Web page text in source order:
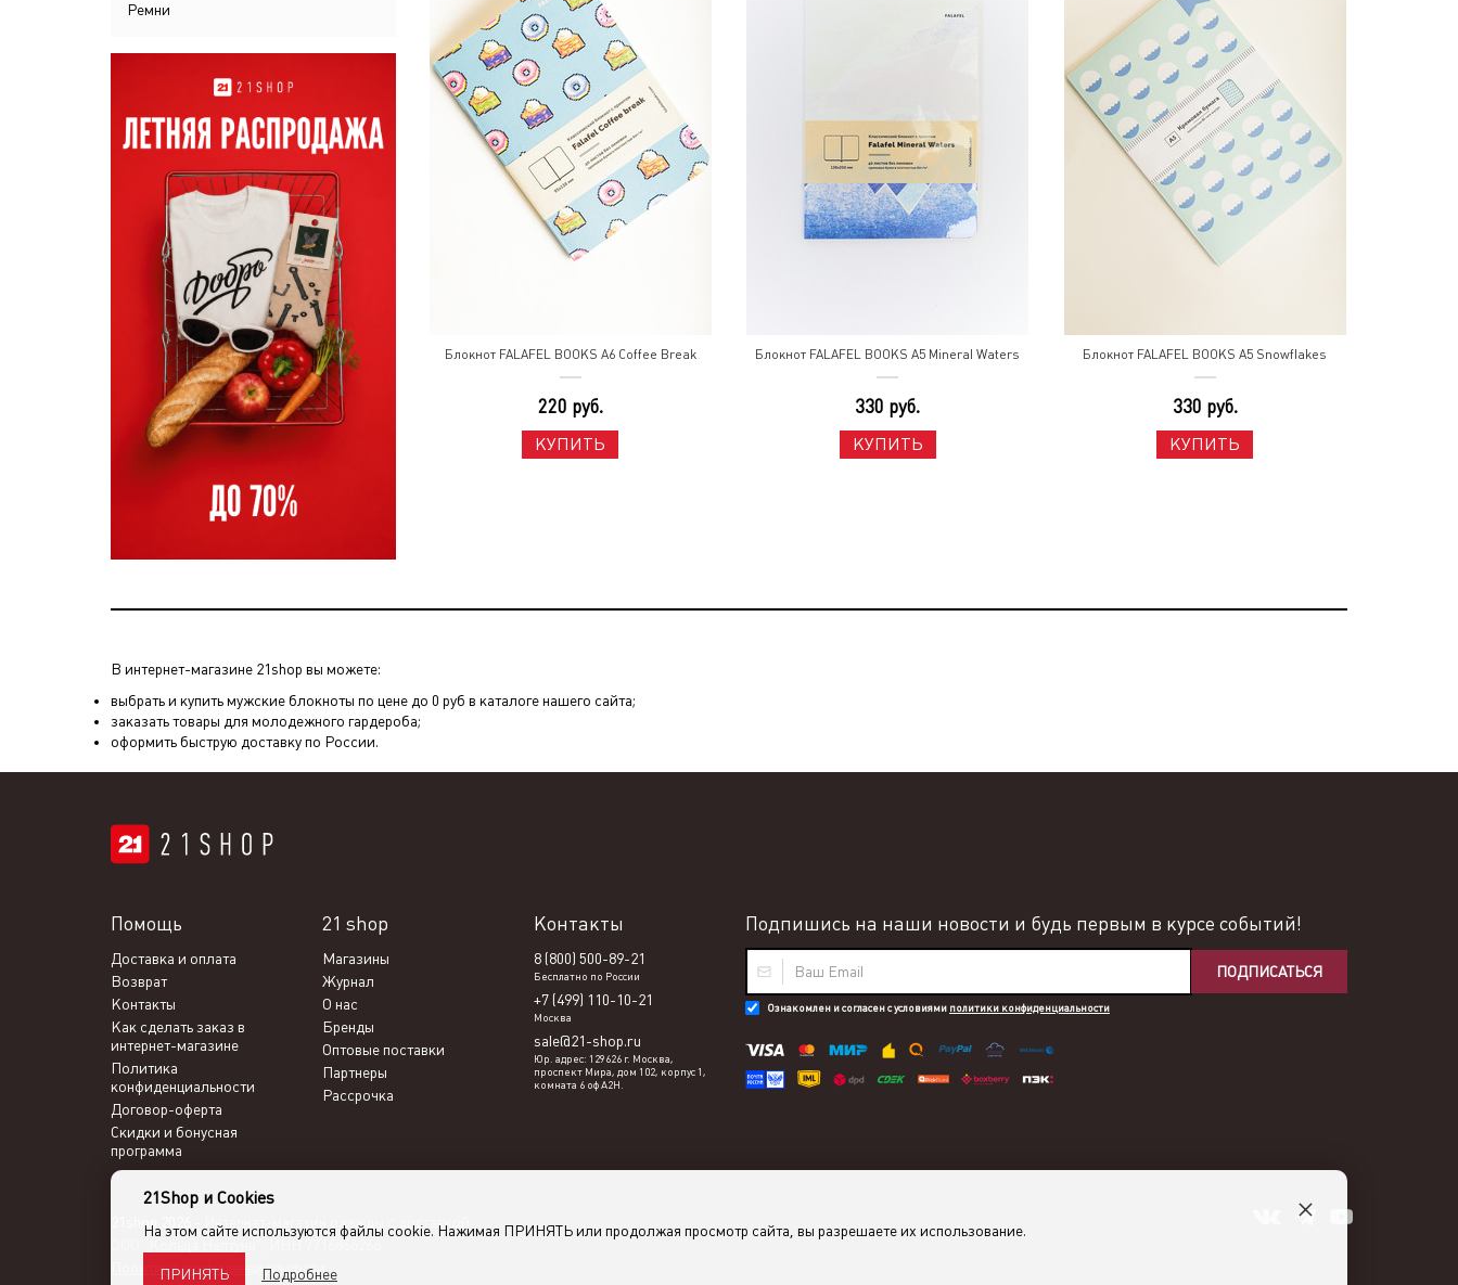
Ремни
Блокнот FALAFEL BOOKS A6 Coffee Break
220 руб.
КУПИТЬ
Блокнот FALAFEL BOOKS A5 Mineral Waters
330 руб.
КУПИТЬ
Блокнот FALAFEL BOOKS A5 Snowflakes
330 руб.
КУПИТЬ
В интернет-магазине 21shop вы можете:
выбрать и купить мужские блокноты по цене до 0 руб в каталоге нашего сайта;
заказать товары для молодежного гардероба;
оформить быструю доставку по России.
Подпишись на наши новости и будь первым в курсе событий!
ПОДПИСАТЬСЯ
Ознакомлен и согласен с условиями политики конфиденциальности
21 shop
Магазины
Журнал
О нас
Бренды
Оптовые поставки
Партнеры
Рассрочка
Помощь
Доставка и оплата
Возврат
Контакты
Как сделать заказ в
интернет-магазине
Политика
конфиденциальности
Договор-оферта
Скидки и бонусная
программа
Контакты
8 (800) 500-89-21
Бесплатно по России
+7 (499) 110-10-21
Москва
sale@21-shop.ru
Юр. адрес: 129626 г. Москва,
проспект Мира, дом 102, корпус 1,
комната 6 оф А2Н.
21shop 2026 -
Интернет-магазин одежды с доставкой
ООО "Кольца Нептуна", ИНН 7716866266
Политика конфиденциальности
21Shop и Cookies
На этом сайте используются файлы cookie. Нажимая ПРИНЯТЬ или продолжая просмотр сайта, вы разрешаете их использование.
ПРИНЯТЬ Подробнее
×